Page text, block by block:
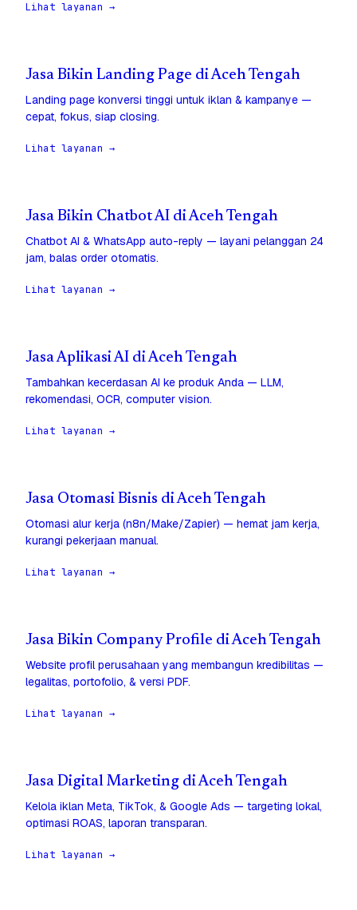
Lihat layanan →
Jasa Bikin Landing Page di Aceh Tengah
Landing page konversi tinggi untuk iklan & kampanye —
cepat, fokus, siap closing.
Lihat layanan →
Jasa Bikin Chatbot AI di Aceh Tengah
Chatbot AI & WhatsApp auto-reply — layani pelanggan 24
jam, balas order otomatis.
Lihat layanan →
Jasa Aplikasi AI di Aceh Tengah
Tambahkan kecerdasan AI ke produk Anda — LLM,
rekomendasi, OCR, computer vision.
Lihat layanan →
Jasa Otomasi Bisnis di Aceh Tengah
Otomasi alur kerja (n8n/Make/Zapier) — hemat jam kerja,
kurangi pekerjaan manual.
Lihat layanan →
Jasa Bikin Company Profile di Aceh Tengah
Website profil perusahaan yang membangun kredibilitas —
legalitas, portofolio, & versi PDF.
Lihat layanan →
Jasa Digital Marketing di Aceh Tengah
Kelola iklan Meta, TikTok, & Google Ads — targeting lokal,
optimasi ROAS, laporan transparan.
Lihat layanan →